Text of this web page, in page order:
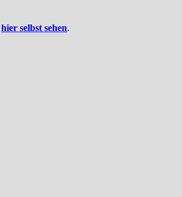
hier selbst sehen.